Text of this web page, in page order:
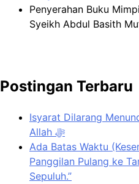
Penyerahan Buku
Syeikh Abdul Basith
Postingan Terbaru
Isyarat Dilarang
Allah ﷻ
Ada Batas Waktu
Panggilan Pulang ke
Sepuluh.”